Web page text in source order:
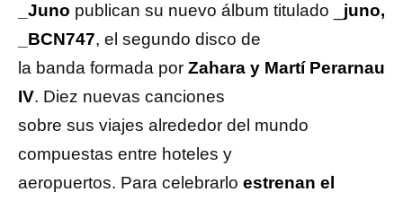
_Juno publican su nuevo álbum titulado _ juno,
_BCN747, el segundo disco de
la banda formada por Zahara y Martí Perarnau
IV. Diez nuevas canciones
sobre sus viajes alrededor del mundo
compuestas entre hoteles y
aeropuertos. Para celebrarlo estrenan el